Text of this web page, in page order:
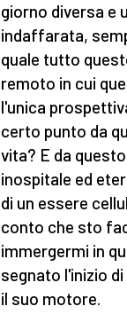
giorno diversa e
indaffarata,
quale tutto
remoto in cui
l'unica
certo punto da
vita? E da
inospitale ed
di un essere
conto che sto
immergermi in
segnato l'inizio
il suo motore.